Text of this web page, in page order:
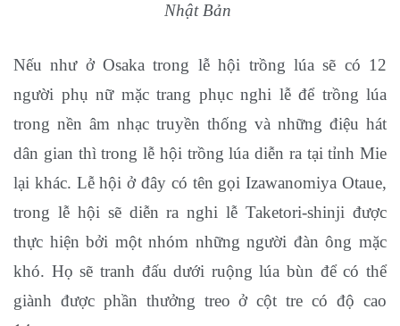
Nhật Bản
Nếu như ở Osaka trong lễ hội trồng lúa sẽ có 12
người phụ nữ mặc trang phục nghi lễ để trồng lúa
trong nền âm nhạc truyền thống và những điệu hát
dân gian thì trong lễ hội trồng lúa diễn ra tại tỉnh Mie
lại khác. Lễ hội ở đây có tên gọi Izawanomiya Otaue,
trong lễ hội sẽ diễn ra nghi lễ Taketori-shinji được
thực hiện bởi một nhóm những người đàn ông mặc
khó. Họ sẽ tranh đấu dưới ruộng lúa bùn để có thể
giành được phần thưởng treo ở cột tre có độ cao